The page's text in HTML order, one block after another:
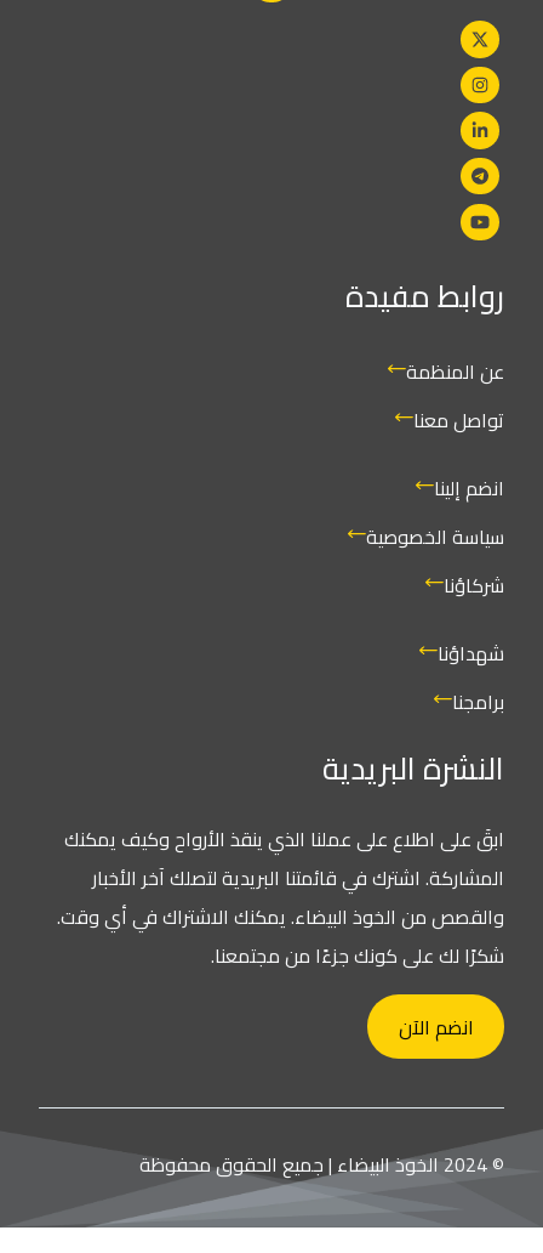
روابط مفيدة
عن المنظمة
تواصل معنا
انضم إلينا
سياسة الخصوصية
شركاؤنا
شهداؤنا
برامجنا
النشرة البريدية
ابقَ على اطلاع على عملنا الذي ينقذ الأرواح وكيف يمكنك
المشاركة. اشترك في قائمتنا البريدية لتصلك آخر الأخبار
والقصص من الخوذ البيضاء. يمكنك الاشتراك في أي وقت.
شكرًا لك على كونك جزءًا من مجتمعنا.
انضم الآن
© 2024 الخوذ البيضاء | جميع الحقوق محفوظة